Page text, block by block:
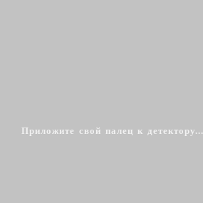
Приложите свой палец к детектору...